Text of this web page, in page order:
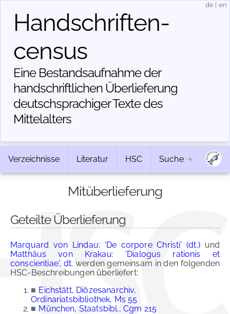
Handschriften­
census
Eine Bestandsaufnahme der
handschriftlichen Über­lieferung
deutschsprachiger Texte des
Mittelalters
de en
Verzeichnisse Literatur HSC Suche
Mitüberlieferung
Geteilte Überlieferung
Marquard von Lindau: 'De corpore Christi' (dt.)und
Matthäus von Krakau: 'Dialogus rationis et
conscientiae', dt. werden gemeinsam in den folgenden
HSC-Beschreibungen überliefert:
■ Eichstätt, Diözesanarchiv,
Ordinariatsbibliothek, Ms 55
■ München, Staatsbibl., Cgm 215